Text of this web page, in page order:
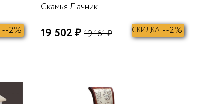
--2%
Скамья Дачник
19 502 ₽ 19 161 ₽ СКИДКА --2%